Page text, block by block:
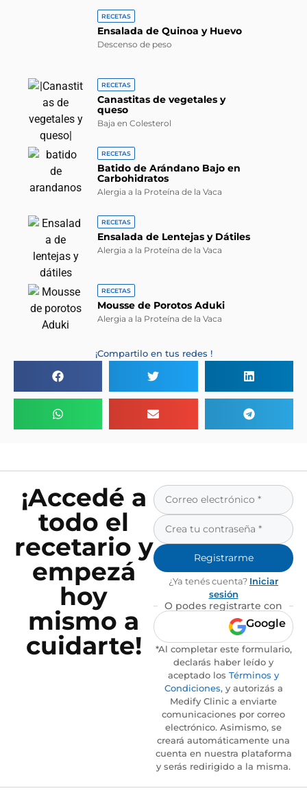
RECETAS
Ensalada de Quinoa y Huevo
Descenso de peso
RECETAS
Canastitas de vegetales y
queso
Baja en Colesterol
RECETAS
Batido de Arándano Bajo en
Carbohidratos
Alergia a la Proteína de la Vaca
RECETAS
Ensalada de Lentejas y Dátiles
Alergia a la Proteína de la Vaca
RECETAS
Mousse de Porotos Aduki
Alergia a la Proteína de la Vaca
¡Compartilo en tus redes !
¡Accedé a
todo el
recetario y
empezá
hoy
mismo a
cuidarte!
Registrarme
¿Ya tenés cuenta? Iniciar
sesión
O podes registrarte con
Google
*Al completar este formulario,
declarás haber leído y
aceptado los Términos y
Condiciones, y autorizás a
Medify Clinic a enviarte
comunicaciones por correo
electrónico. Asimismo, se
creará automáticamente una
cuenta en nuestra plataforma
y serás redirigido a la misma.